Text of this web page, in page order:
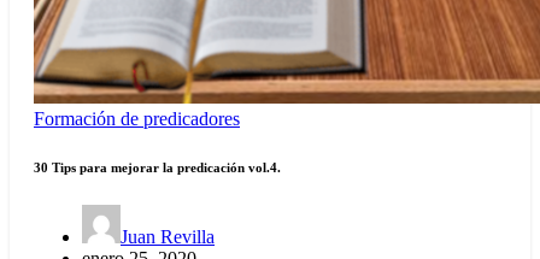
Formación de predicadores
30 Tips para mejorar la predicación vol.4.
Juan Revilla